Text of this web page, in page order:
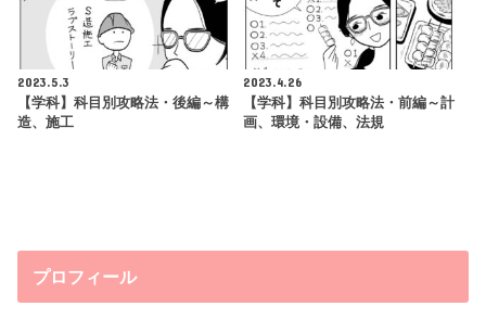
2023.5.3
【学科】科目別攻略法・後編～構
造、施工
2023.4.26
【学科】科目別攻略法・前編～計
画、環境・設備、法規
プロフィール